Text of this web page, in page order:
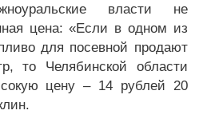
власти не
цена: «Если в одном из
для посевной продают
то Челябинской области
цену – 14 рублей 20